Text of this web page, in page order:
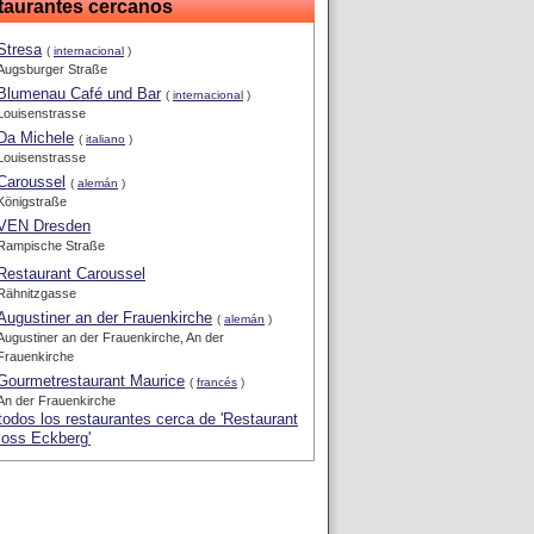
cercanos
( internacional )
Straße
Blumenau Café und Bar ( internacional )
Da Michele ( italiano )
( alemán )
Dresden
Straße
Restaurant Caroussel
an der Frauenkirche ( alemán )
an der Frauenkirche, An der
Maurice ( francés )
der Frauenkirche
los restaurantes cerca de 'Restaurant
Eckberg'